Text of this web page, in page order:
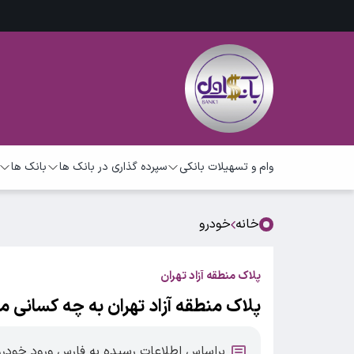
وام و تسهیلات بانکی سپرده گذاری در بانک ها بانک ها
خانه خودرو
پلاک منطقه آزاد تهران
پلاک منطقه آزاد تهران به چه